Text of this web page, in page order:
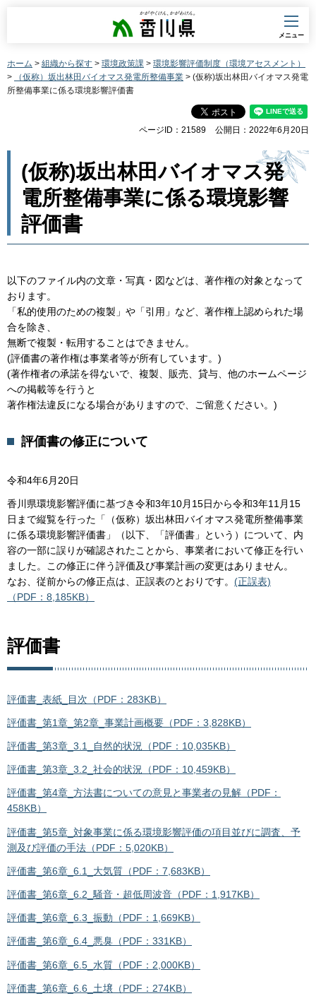
香川県
メニュー
ホーム > 組織から探す > 環境政策課 > 環境影響評価制度（環境アセスメント）
>
（仮称）坂出林田バイオマス発電所整備事業 > (仮称)坂出林田バイオマス発電
所整備事業に係る環境影響評価書
ページID：21589 公開日：2022年6月20日
(仮称)坂出林田バイオマス発
電所整備事業に係る環境影響
評価書
以下のファイル内の文章・写真・図などは、著作権の対象となって
おります。
「私的使用のための複製」や「引用」など、著作権上認められた場
合を除き、
無断で複製・転用することはできません。
(評価書の著作権は事業者等が所有しています。)
(著作権者の承諾を得ないで、複製、販売、貸与、他のホームページ
への掲載等を行うと
著作権法違反になる場合がありますので、ご留意ください。)
評価書の修正について
令和4年6月20日
香川県環境影響評価に基づき令和3年10月15日から令和3年11月15
日まで縦覧を行った「（仮称）坂出林田バイオマス発電所整備事業
に係る環境影響評価書」（以下、「評価書」という）について、内
容の一部に誤りが確認されたことから、事業者において修正を行い
ました。この修正に伴う評価及び事業計画の変更はありません。
なお、従前からの修正点は、正誤表のとおりです。 (正誤表)
（PDF：8,185KB）
評価書
評価書_表紙_目次（PDF：283KB）
評価書_第1章_第2章_事業計画概要（PDF：3,828KB）
評価書_第3章_3.1_自然的状況（PDF：10,035KB）
評価書_第3章_3.2_社会的状況（PDF：10,459KB）
評価書_第4章_方法書についての意見と事業者の見解（PDF：
458KB）
評価書_第5章_対象事業に係る環境影響評価の項目並びに調査、予
測及び評価の手法（PDF：5,020KB）
評価書_第6章_6.1_大気質（PDF：7,683KB）
評価書_第6章_6.2_騒音・超低周波音（PDF：1,917KB）
評価書_第6章_6.3_振動（PDF：1,669KB）
評価書_第6章_6.4_悪臭（PDF：331KB）
評価書_第6章_6.5_水質（PDF：2,000KB）
評価書_第6章_6.6_土壌（PDF：274KB）